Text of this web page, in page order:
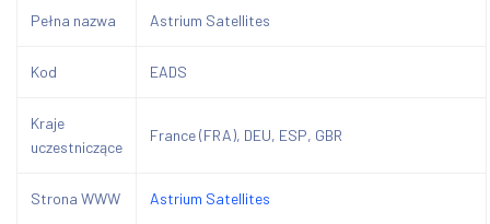
Pełna nazwa Astrium Satellites
Kod EADS
Kraje
uczestniczące
France (FRA), DEU, ESP, GBR
Strona WWW Astrium Satellites